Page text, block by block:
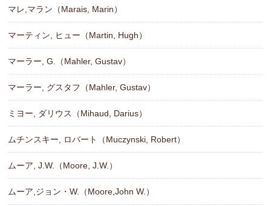
マレ,マラン（Marais, Marin）
マーティン, ヒュー（Martin, Hugh）
マーラー, G.（Mahler, Gustav）
マーラー, グスタフ（Mahler, Gustav）
ミヨー, ダリウス（Mihaud, Darius）
ムチンスキー, ロバート（Muczynski, Robert）
ムーア, J.W.（Moore, J.W.）
ムーア,ジョン・W.（Moore,John W.）